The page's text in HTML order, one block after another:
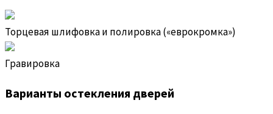
Торцевая шлифовка и полировка («еврокромка»)
Гравировка
Варианты остекления дверей